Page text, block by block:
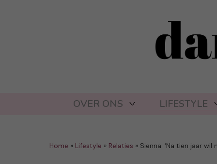
OVER ONS LIFESTYLE
Home » Lifestyle » Relaties » Sienna: ‘Na tien jaar